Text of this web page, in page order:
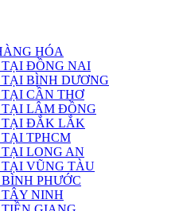
HÓA
TẠI ĐỒNG NAI
BÌNH DƯƠNG
CẦN THƠ
TẠI LÂM ĐỒNG
TẠI ĐẮK LẮK
TPHCM
LONG AN
VŨNG TÀU
PHƯỚC
NINH